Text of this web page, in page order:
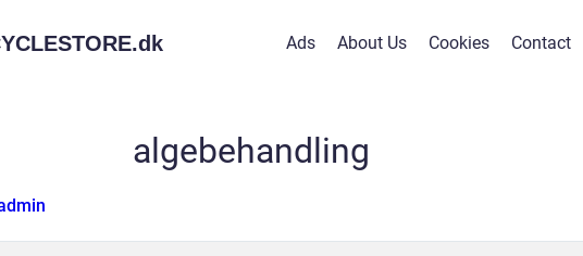
dk Ads About Us Cookies Contact
algebehandling